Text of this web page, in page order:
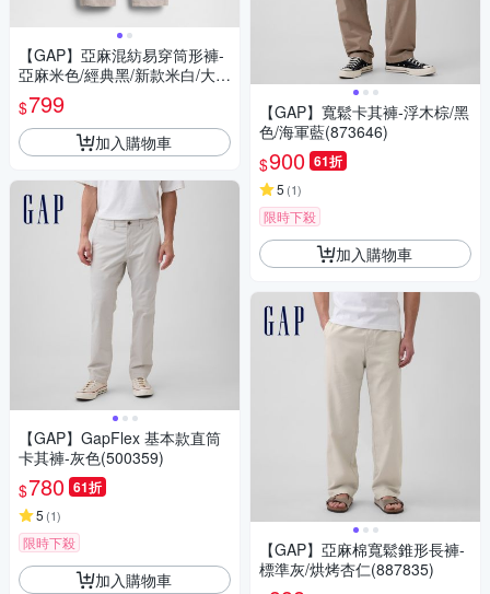
【GAP】亞麻混紡易穿筒形褲-
亞麻米色/經典黑/新款米白/大地
棕(877627)
$799
加入購物車
【GAP】GapFlex 基本款直筒
卡其褲-灰色(500359)
$780 61折
5 (1)
限時下殺
加入購物車
【GAP】寬鬆卡其褲-浮木棕/黑
色/海軍藍(873646)
$900 61折
5 (1)
限時下殺
加入購物車
【GAP】亞麻棉寬鬆錐形長褲-
標準灰/烘烤杏仁(887835)